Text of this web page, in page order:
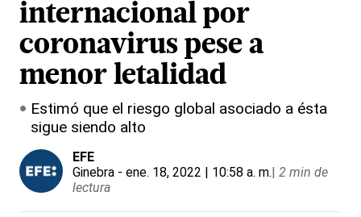
internacional por
coronavirus pese a
menor letalidad
Estimó que el riesgo global asociado a ésta
sigue siendo alto
EFE
Ginebra - ene. 18, 2022 | 10:58 a. m.| 2 min de
lectura